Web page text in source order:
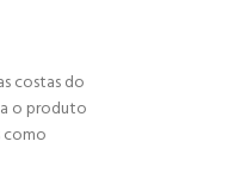
costas do
o produto
como